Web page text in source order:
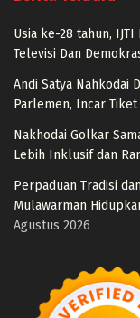
Usia ke-28 tahun,
Televisi Dan
Andi Satya Nahkodai
Parlemen, Incar
Nakhodai Golkar
Lebih Inklusif dan
Perpaduan Tradisi
Mulawarman
Agustus 2026